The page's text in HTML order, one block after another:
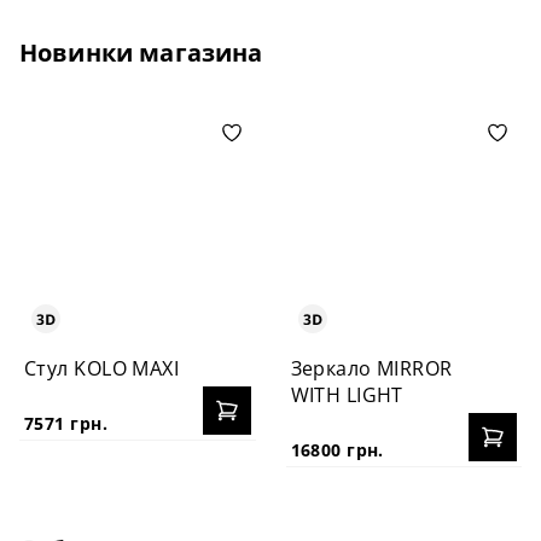
Новинки магазина
Стул KOLO MAXI
7571 грн.
Зеркало MIRROR
WITH LIGHT
16800 грн.